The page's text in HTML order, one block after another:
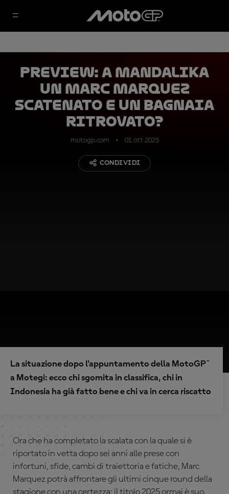
PREVIEW: a Mandalika
un Marc Marquez
scatenato e un Bagnaia
ritrovato?
motogp.com 01 ott 2025
CONDIVIDI
La situazione dopo l'appuntamento della MotoGP™
a Motegi: ecco chi sgomita in classifica, chi in
Indonesia ha già fatto bene e chi va in cerca riscatto
Ora che ha completato la scalata con la quale si è
riportato in vetta dopo sei anni alle prese con
infortuni, sfide, cambi di traiettoria e fatiche, Marc
Marquez potrà affrontare gli ultimi cinque round della
stagione con una certezza: il titolo 2025 ormai è suo.